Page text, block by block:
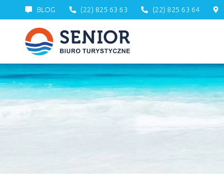
BLOG (22) 825 63 63 (22) 825 63 64